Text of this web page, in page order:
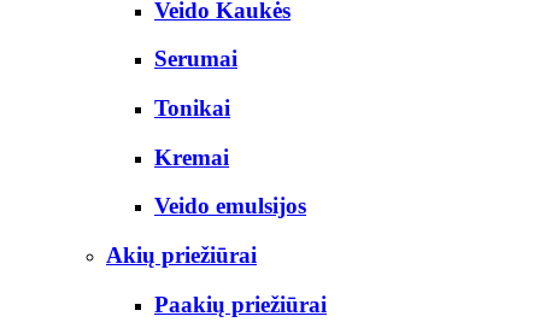
Veido Kaukės
Serumai
Tonikai
Kremai
Veido emulsijos
Akių priežiūrai
Paakių priežiūrai